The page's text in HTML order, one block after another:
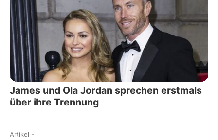
James und Ola Jordan sprechen erstmals
über ihre Trennung
Artikel -